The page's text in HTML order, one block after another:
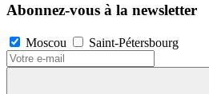
Abonnez-vous à la newsletter
Moscou Saint-Pétersbourg